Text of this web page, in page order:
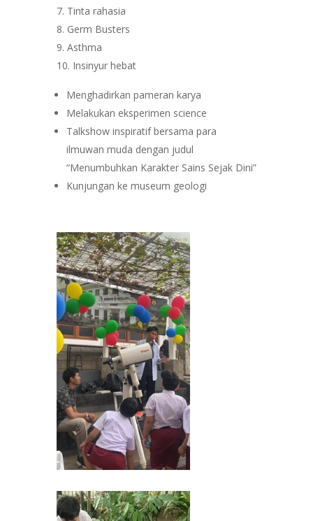
Tinta rahasia
Germ Busters
Asthma
Insinyur hebat
Menghadirkan pameran karya
Melakukan eksperimen science
Talkshow inspiratif bersama para
ilmuwan muda dengan judul
“Menumbuhkan Karakter Sains Sejak Dini”
Kunjungan ke museum geologi